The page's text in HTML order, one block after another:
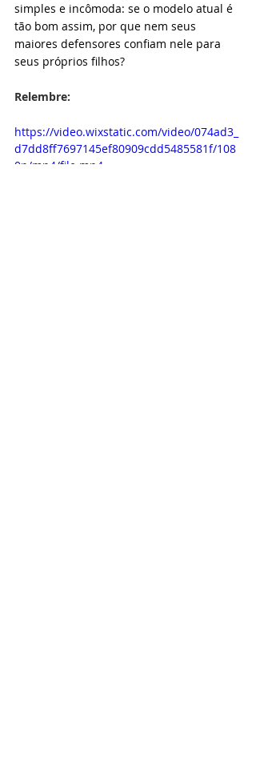
simples e incômoda: se o modelo atual é
tão bom assim, por que nem seus
maiores defensores confiam nele para
seus próprios filhos?
Relembre:
https://video.wixstatic.com/video/074ad3_
d7dd8ff7697145ef80909cdd5485581f/108
0p/mp4/file.mp4